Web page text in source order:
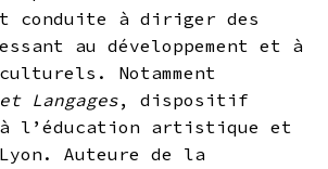
conduite à diriger des
au développement et à
Notamment
Langages, dispositif
l’éducation artistique et
Auteure de la